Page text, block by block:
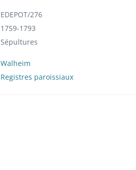
EDEPOT/276
1759-1793
Sépultures
Walheim
Registres paroissiaux